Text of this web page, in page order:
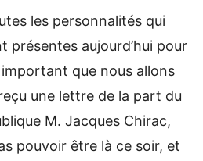
les personnalités qui
présentes aujourd’hui pour
que nous allons
une lettre de la part du
M. Jacques Chirac,
pouvoir être là ce soir, et